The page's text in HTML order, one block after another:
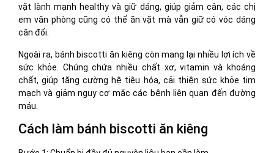
vặt lành mạnh healthy và giữ dáng, giúp giảm cân, các chị
em văn phòng cũng có thể ăn vặt mà vẫn giữ có vóc dáng
cân đối.
Ngoài ra, bánh biscotti ăn kiêng còn mang lại nhiều lợi ích về
sức khỏe. Chúng chứa nhiều chất xơ, vitamin và khoáng
chất, giúp tăng cường hệ tiêu hóa, cải thiện sức khỏe tim
mạch và giảm nguy cơ mắc các bệnh liên quan đến đường
máu.
Cách làm bánh biscotti ăn kiêng